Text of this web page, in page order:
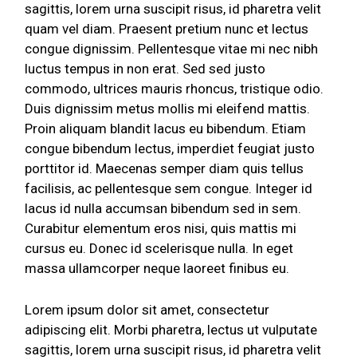
sagittis, lorem urna suscipit risus, id pharetra velit
quam vel diam. Praesent pretium nunc et lectus
congue dignissim. Pellentesque vitae mi nec nibh
luctus tempus in non erat. Sed sed justo
commodo, ultrices mauris rhoncus, tristique odio.
Duis dignissim metus mollis mi eleifend mattis.
Proin aliquam blandit lacus eu bibendum. Etiam
congue bibendum lectus, imperdiet feugiat justo
porttitor id. Maecenas semper diam quis tellus
facilisis, ac pellentesque sem congue. Integer id
lacus id nulla accumsan bibendum sed in sem.
Curabitur elementum eros nisi, quis mattis mi
cursus eu. Donec id scelerisque nulla. In eget
massa ullamcorper neque laoreet finibus eu.
Lorem ipsum dolor sit amet, consectetur
adipiscing elit. Morbi pharetra, lectus ut vulputate
sagittis, lorem urna suscipit risus, id pharetra velit